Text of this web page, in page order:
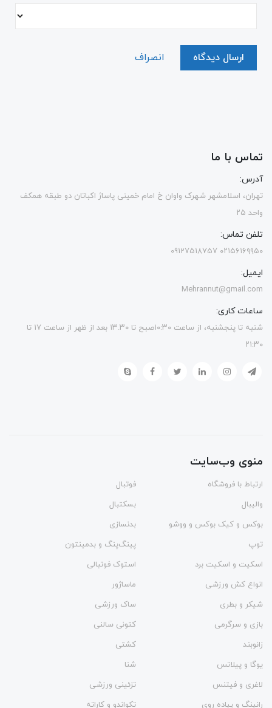
ارسال دیدگاه انصراف
تماس با ما
آدرس:
تهران، اسلامشهر شهرک واوان خ امام خمینی پاساژ اکباتان دو طبقه همکف
واحد ۲۵
تلفن تماس:
۰۲۱۵۶۱۶۹۹۵۰ 09127518757
ایمیل:
Mehrannut@gmail.com
ساعات کاری:
شنبه تا پنجشنبه، از ساعت ۱۰:۳۰صبح تا ۱۳.۳۰ بعد از ظهر از ساعت ۱۷ تا
۲۱:۳۰
منوی وب‌سایت
ارتباط با فروشگاه
فوتبال
والیبال
بسکتبال
بوکس و کیک بوکس و ووشو
بدنسازی
توپ
پینگ‌پنگ و بدمينتون
اسکیت و اسکیت برد
استوک فوتبالی
انواع کش ورزشی
ماساژور
شیکر و بطری
ساک ورزشی
بازی و سرگرمی
کتونی سالنی
زانوبند
کشتی
یوگا و پیلاتس
شنا
لاغری و فیتنس
تزئینی ورزشی
رانینگ و پیاده روی
تکواندو و کاراته